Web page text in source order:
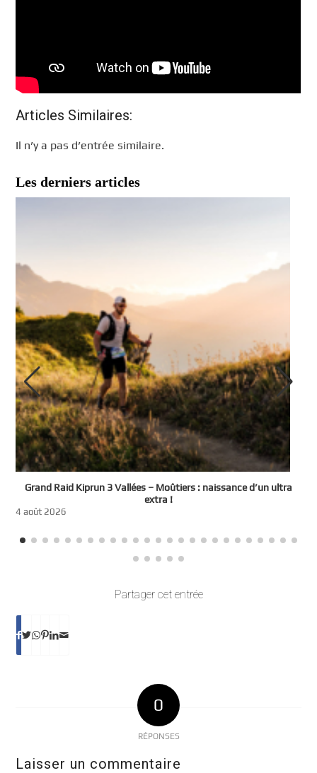
Articles Similaires:
Il n’y a pas d’entrée similaire.
Les derniers articles
Grand Raid Kiprun 3 Vallées – Moûtiers : naissance d’un ultra
extra !
4 août 2026
Partager cet entrée
0
RÉPONSES
Laisser un commentaire